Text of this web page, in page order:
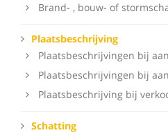
Brand- , bouw- of
Plaatsbeschrijving
Plaatsbeschrijvingen bij
Plaatsbeschrijvingen bij
Plaatsbeschrijving bij
Schatting